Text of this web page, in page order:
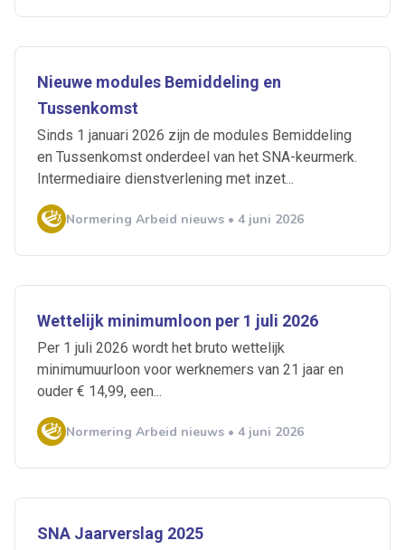
Nieuwe modules Bemiddeling en
Tussenkomst
Sinds 1 januari 2026 zijn de modules Bemiddeling
en Tussenkomst onderdeel van het SNA-keurmerk.
Intermediaire dienstverlening met inzet...
Normering Arbeid nieuws • 4 juni 2026
Wettelijk minimumloon per 1 juli 2026
Per 1 juli 2026 wordt het bruto wettelijk
minimumuurloon voor werknemers van 21 jaar en
ouder € 14,99, een...
Normering Arbeid nieuws • 4 juni 2026
SNA Jaarverslag 2025